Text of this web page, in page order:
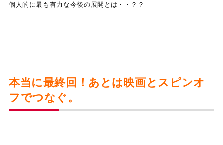
個人的に最も有力な今後の展開とは・・？？
本当に最終回！あとは映画とスピンオ
フでつなぐ。